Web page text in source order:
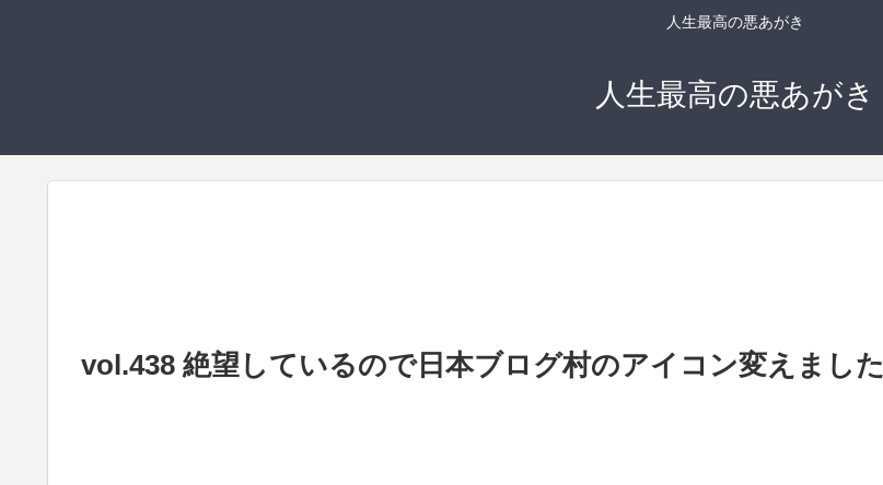
人生最高の悪あがき
人生最高の悪あがき
vol.438 絶望しているので日本ブログ村のアイコン変えました